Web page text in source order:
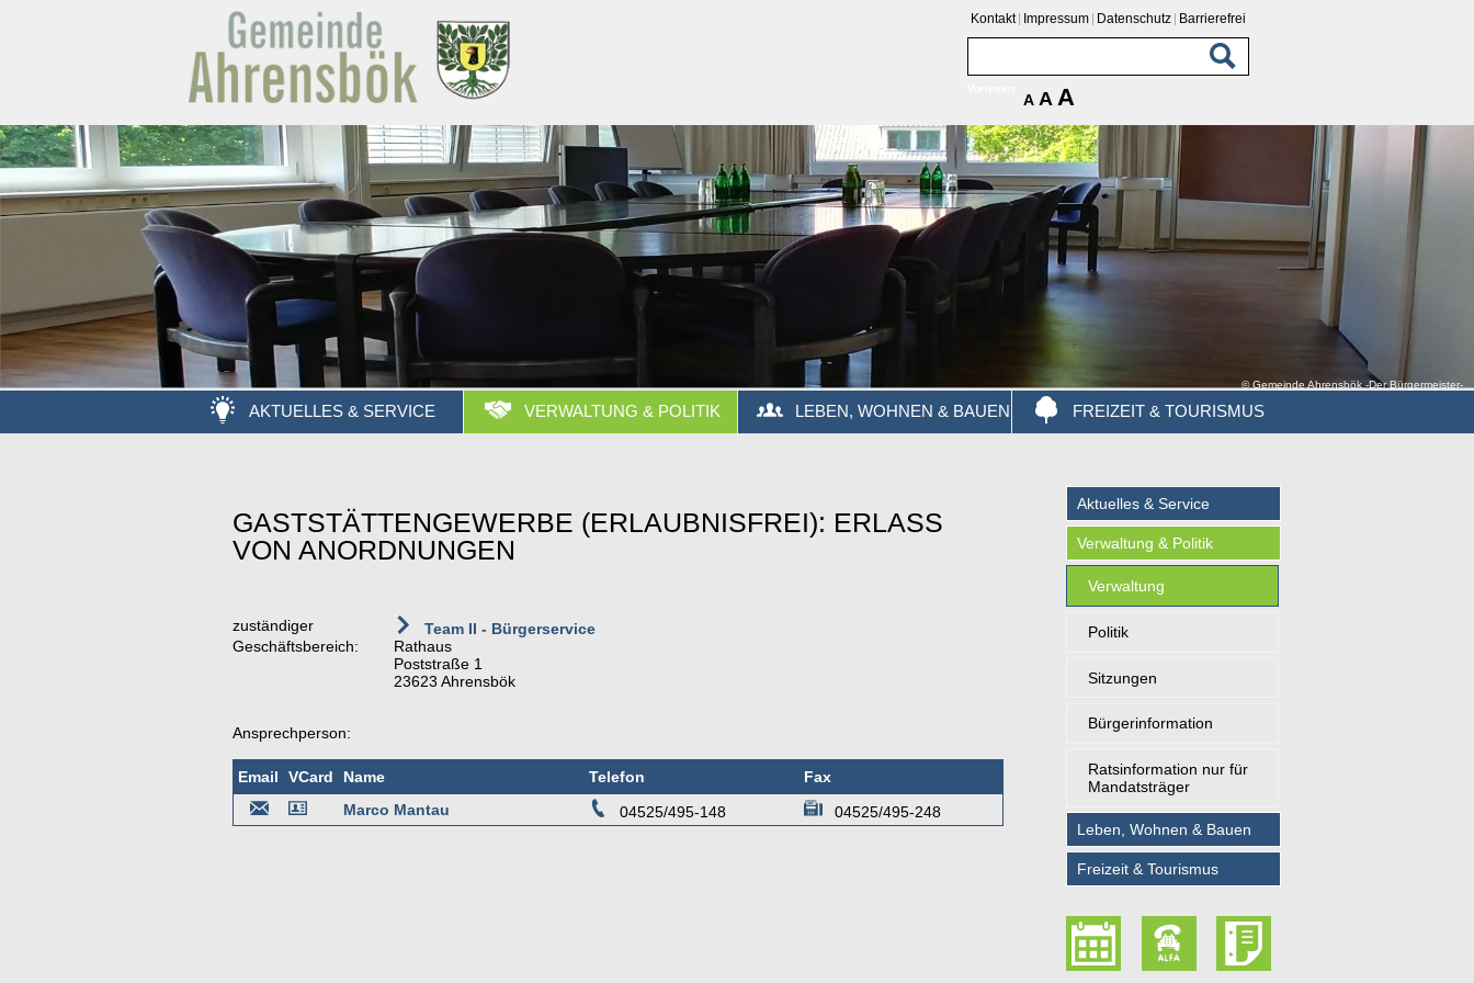
Kontakt Impressum Datenschutz Barrierefrei
A A A
© Gemeinde Ahrensbök -Der Bürgermeister-
AKTUELLES & SERVICE VERWALTUNG & POLITIK LEBEN, WOHNEN & BAUEN FREIZEIT & TOURISMUS
GASTSTÄTTENGEWERBE (ERLAUBNISFREI): ERLASS
VON ANORDNUNGEN
zuständiger
Geschäftsbereich:
Team II - Bürgerservice
Rathaus
Poststraße 1
23623 Ahrensbök
Ansprechperson:
Email VCard Name Telefon
Fax
Marco Mantau
04525/495-148 04525/495-248
Aktuelles & Service
Verwaltung & Politik
Verwaltung
Politik
Sitzungen
Bürgerinformation
Ratsinformation nur für
Mandatsträger
Leben, Wohnen & Bauen
Freizeit & Tourismus